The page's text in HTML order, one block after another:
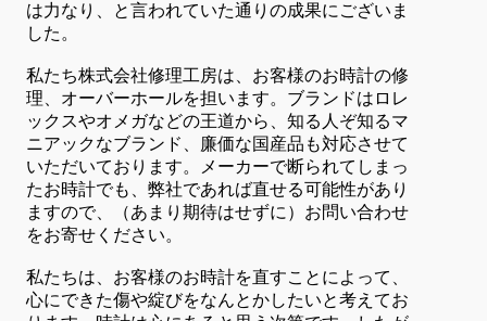
は力なり、と言われていた通りの成果にございま
した。
私たち株式会社修理工房は、お客様のお時計の修
理、オーバーホールを担います。ブランドはロレ
ックスやオメガなどの王道から、知る人ぞ知るマ
ニアックなブランド、廉価な国産品も対応させて
いただいております。メーカーで断られてしまっ
たお時計でも、弊社であれば直せる可能性があり
ますので、（あまり期待はせずに）お問い合わせ
をお寄せください。
私たちは、お客様のお時計を直すことによって、
心にできた傷や綻びをなんとかしたいと考えてお